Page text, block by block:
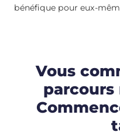
bénéfique pour eux-
Vous
parcours